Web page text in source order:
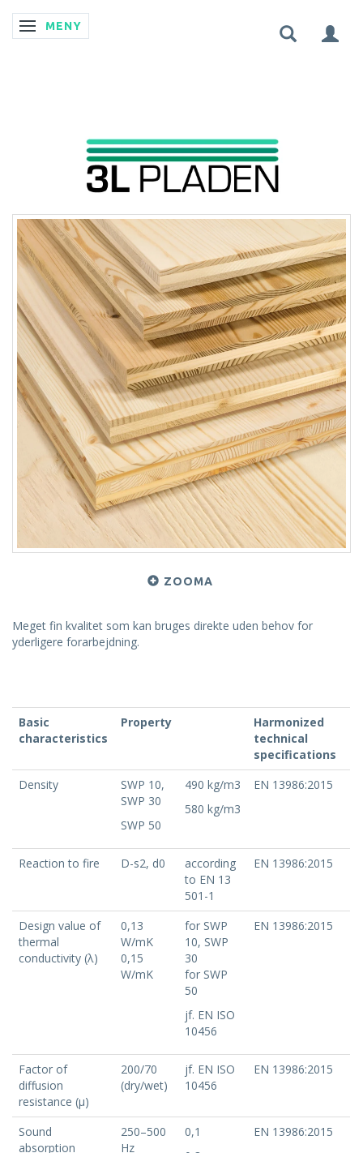
ÄNDRA NAVIGERING
MENY
ZOOMA
Meget fin kvalitet som kan bruges direkte uden behov for
yderligere forarbejdning.
Basic
characteristics
Property
Harmonized
technical
specifications
Density
SWP 10,
SWP 30
SWP 50
490 kg/m3
580 kg/m3
EN 13986:2015
Reaction to fire D-s2, d0
according
to EN 13
501-1
EN 13986:2015
Design value of
thermal
conductivity (λ)
0,13
W/mK
0,15
W/mK
for SWP
10, SWP
30
for SWP
50
jf. EN ISO
10456
EN 13986:2015
Factor of
diffusion
resistance (μ)
200/70
(dry/wet)
jf. EN ISO
10456
EN 13986:2015
Sound
absorption
250–500
Hz
0,1
EN 13986:2015